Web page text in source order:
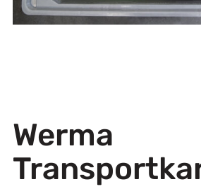
Werma